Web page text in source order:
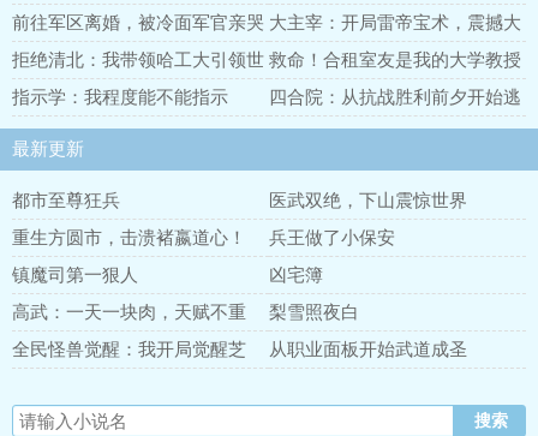
前往军区离婚，被冷面军官亲哭
了
大主宰：开局雷帝宝术，震撼大
千
拒绝清北：我带领哈工大引领世
界
救命！合租室友是我的大学教授
指示学：我程度能不能指示
四合院：从抗战胜利前夕开始逃
难
最新更新
都市至尊狂兵
医武双绝，下山震惊世界
重生方圆市，击溃褚嬴道心！
兵王做了小保安
镇魔司第一狠人
凶宅簿
高武：一天一块肉，天赋不重
要！
梨雪照夜白
全民怪兽觉醒：我开局觉醒芝
从职业面板开始武道成圣